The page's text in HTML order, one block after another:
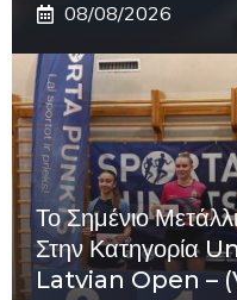
08/08/2026
Το Σημένιο
Στην Κατηγορία
Latvian Open –